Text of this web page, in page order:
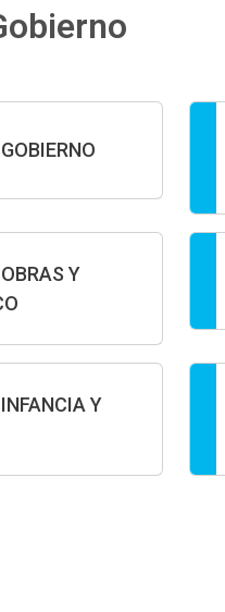
Y
Y